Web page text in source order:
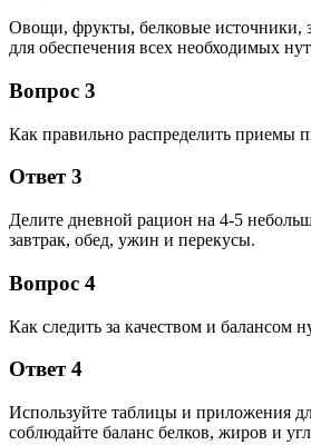
Овощи, фрукты, белковые источники,
для обеспечения всех необходимых
Вопрос 3
Как правильно распределить приемы
Ответ 3
Делите дневной рацион на 4-5
завтрак, обед, ужин и перекусы.
Вопрос 4
Как следить за качеством и балансом
Ответ 4
Используйте таблицы и приложения
соблюдайте баланс белков, жиров и